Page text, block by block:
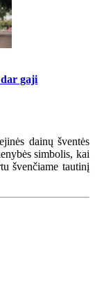
dar gaji
dainų šventės
simbolis, kai
švenčiame tautinį